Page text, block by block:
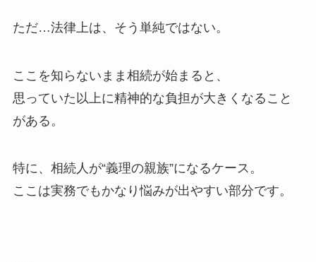
ただ…法律上は、そう単純ではない。
ここを知らないまま相続が始まると、
思っていた以上に精神的な負担が大きくなること
がある。
特に、相続人が“義理の親族”になるケース。
ここは実務でもかなり悩みが出やすい部分です。